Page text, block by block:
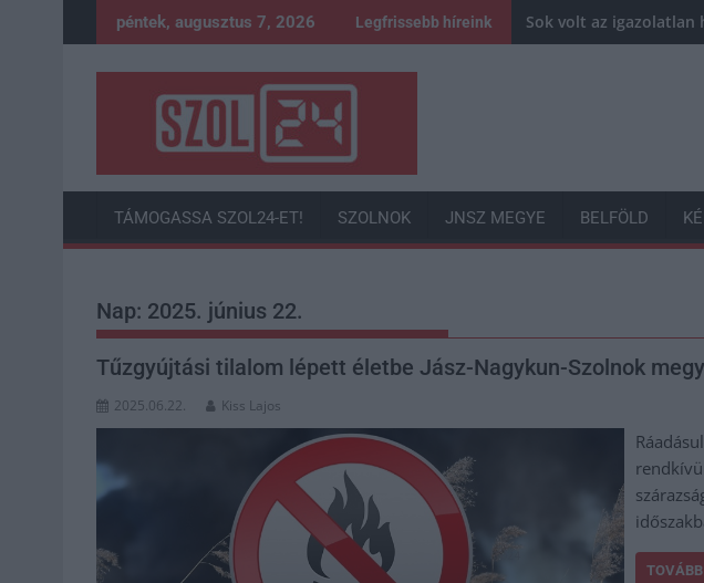
to
péntek, augusztus 7, 2026 Legfrissebb híreink Sok volt az igazolatlan
TÁMOGASSA SZOL24-ET! SZOLNOK JNSZ MEGYE BELFÖLD
Nap: 2025. június 22.
Tűzgyújtási tilalom lépett életbe Jász-Nagykun-Szolnok
2025.06.22. Kiss Lajos